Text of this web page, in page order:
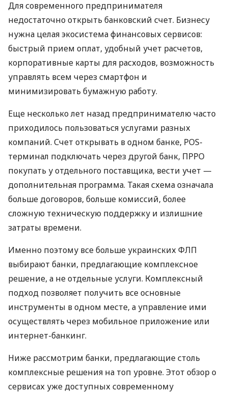
Для современного предпринимателя
недостаточно открыть банковский счет. Бизнесу
нужна целая экосистема финансовых сервисов:
быстрый прием оплат, удобный учет расчетов,
корпоративные карты для расходов, возможность
управлять всем через смартфон и
минимизировать бумажную работу.
Еще несколько лет назад предпринимателю часто
приходилось пользоваться услугами разных
компаний. Счет открывать в одном банке, POS-
терминал подключать через другой банк, ПРРО
покупать у отдельного поставщика, вести учет —
дополнительная программа. Такая схема означала
больше договоров, больше комиссий, более
сложную техническую поддержку и излишние
затраты времени.
Именно поэтому все больше украинских ФЛП
выбирают банки, предлагающие комплексное
решение, а не отдельные услуги. Комплексный
подход позволяет получить все основные
инструменты в одном месте, а управление ими
осуществлять через мобильное приложение или
интернет-банкинг.
Ниже рассмотрим банки, предлагающие столь
комплексные решения на топ уровне. Этот обзор о
сервисах уже доступных современному